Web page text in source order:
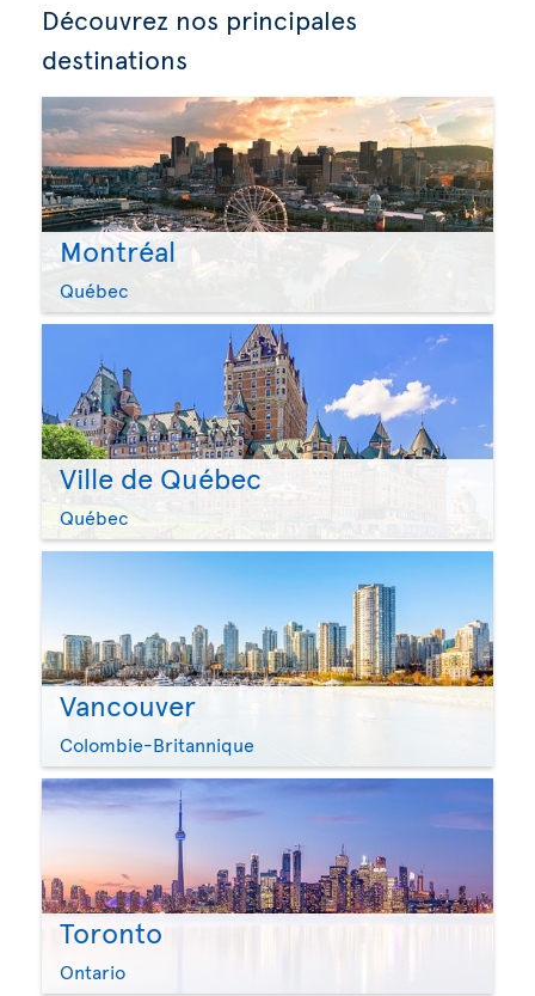
Découvrez nos principales
destinations
Montréal
Québec
Ville de Québec
Québec
Vancouver
Colombie-Britannique
Toronto
Ontario